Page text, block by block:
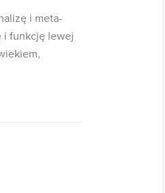
i meta-
i funkcję lewej